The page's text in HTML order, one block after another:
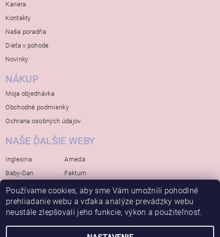
Kariera
Kontakty
Naša poradňa
Dieťa v pohode
Novinky
NÁKUP
Moja objednávka
Obchodné podmienky
Ochrana osobných údajov
NAŠE ĎALŠIE WEBY
Inglesina
Baby-Dan
Rialto
Bébé-Jou
Avova
Ameda
Faktum
Koelstra
Bambino-Mio
Používame cookies, aby sme Vám umožnili pohodlné
prehliadanie webu a vďaka analýze prevádzky webu
neustále zlepšovali jeho funkcie, výkon a použiteľnosť.